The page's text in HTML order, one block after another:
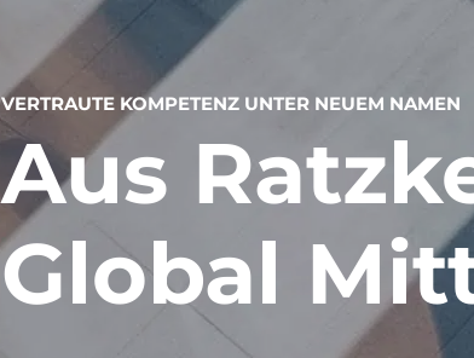
VERTRAUTE KOMPETENZ UNTER NEUEM NAMEN
Aus
Global